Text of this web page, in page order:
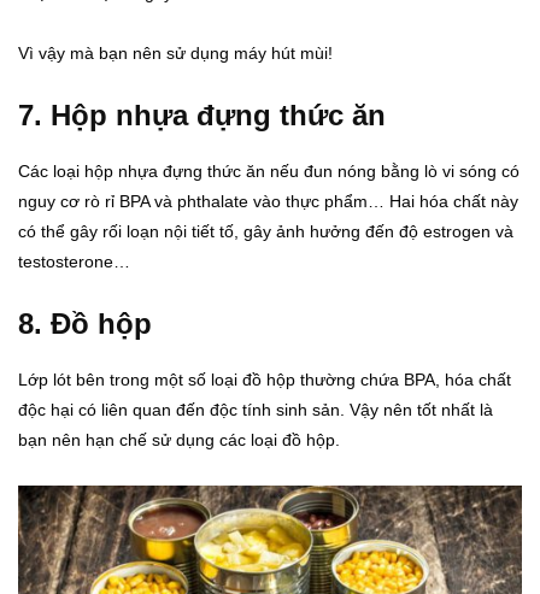
Vì vậy mà bạn nên sử dụng máy hút mùi!
7. Hộp nhựa đựng thức ăn
Các loại hộp nhựa đựng thức ăn nếu đun nóng bằng lò vi sóng có
nguy cơ rò rỉ BPA và phthalate vào thực phẩm… Hai hóa chất này
có thể gây rối loạn nội tiết tố, gây ảnh hưởng đến độ estrogen và
testosterone…
8. Đồ hộp
Lớp lót bên trong một số loại đồ hộp thường chứa BPA, hóa chất
độc hại có liên quan đến độc tính sinh sản. Vậy nên tốt nhất là
bạn nên hạn chế sử dụng các loại đồ hộp.